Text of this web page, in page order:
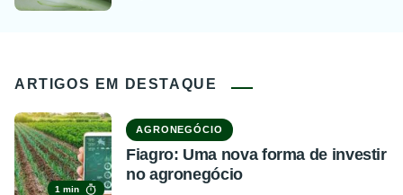
ARTIGOS EM DESTAQUE
1 min
AGRONEGÓCIO
Fiagro: Uma nova forma de investir
no agronegócio